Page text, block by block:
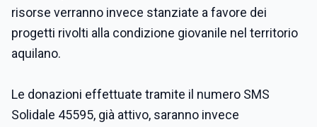
risorse verranno invece stanziate a favore dei
progetti rivolti alla condizione giovanile nel territorio
aquilano.
Le donazioni effettuate tramite il numero SMS
Solidale 45595, già attivo, saranno invece